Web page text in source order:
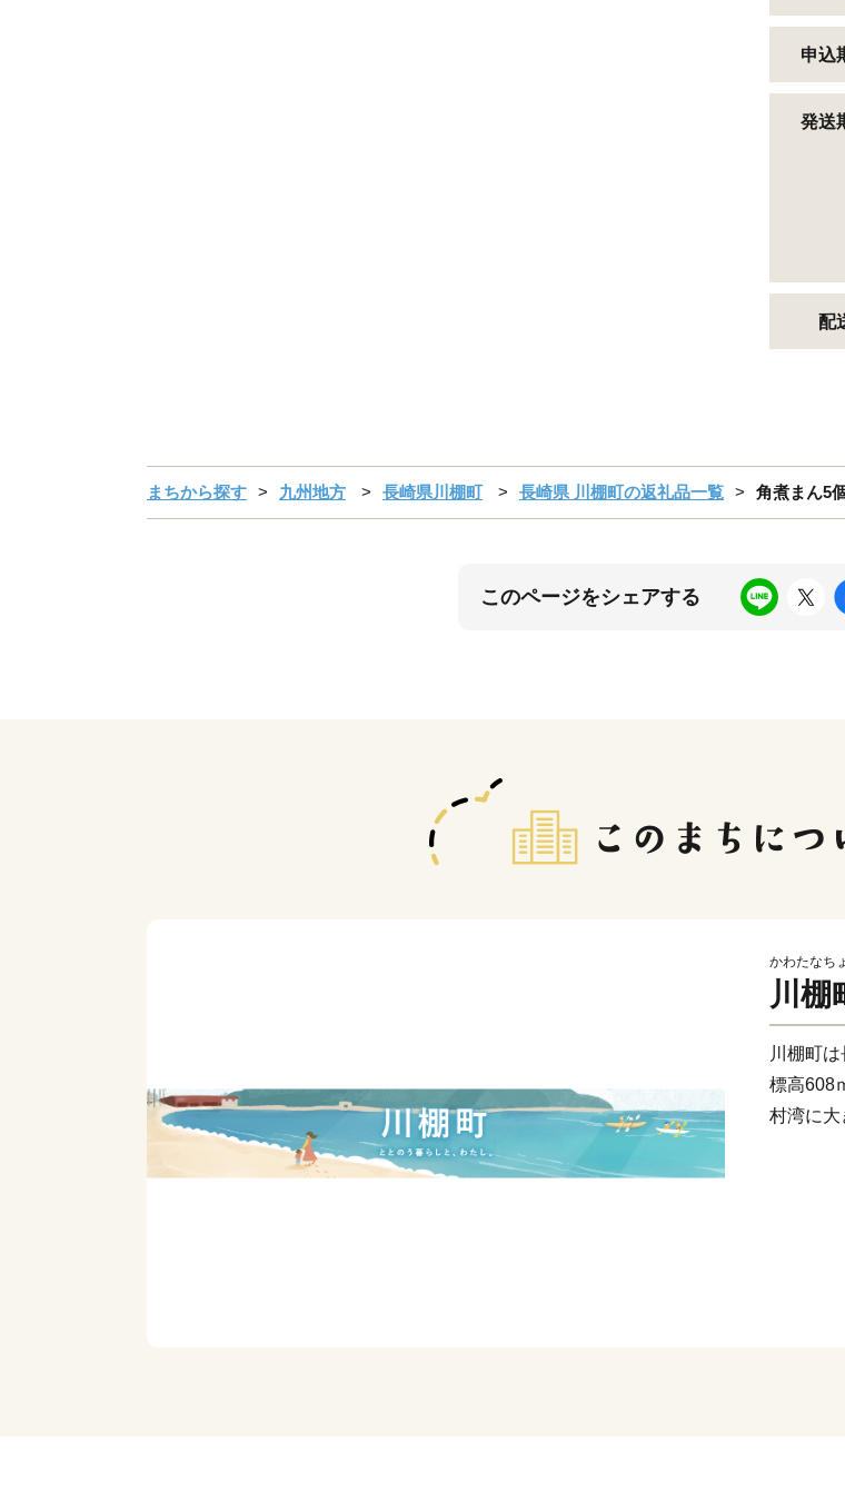
申込
発送
配
まちから探す 九州地方 長崎県川棚町 長崎県 川棚町の返礼品一覧 角煮まん5
このページをシェアする
かわたなち
川棚
川棚町
標高608
村湾に大
す。町